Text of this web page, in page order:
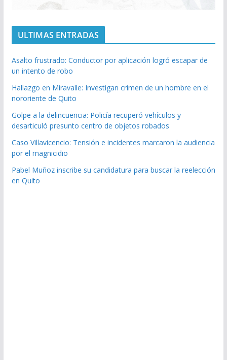
ULTIMAS ENTRADAS
Asalto frustrado: Conductor por aplicación logró escapar de
un intento de robo
Hallazgo en Miravalle: Investigan crimen de un hombre en el
nororiente de Quito
Golpe a la delincuencia: Policía recuperó vehículos y
desarticuló presunto centro de objetos robados
Caso Villavicencio: Tensión e incidentes marcaron la audiencia
por el magnicidio
Pabel Muñoz inscribe su candidatura para buscar la reelección
en Quito